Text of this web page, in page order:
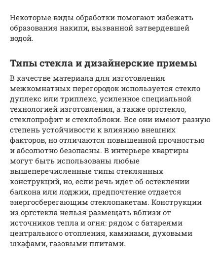
Некоторые виды обработки помогают избежать
образования накипи, вызванной затвердевшей
водой.
Типы стекла и дизайнерские приемы
В качестве материала для изготовления
межкомнатных перегородок используется стекло
дуплекс или триплекс, усиленное специальной
технологией изготовления, а также оргстекло,
стеклопрофит и стеклоблоки. Все они имеют разную
степень устойчивости к влиянию внешних
факторов, но отличаются повышенной прочностью
и абсолютно безопасны. В интерьере квартиры
могут быть использованы любые
вышеперечисленные типы стеклянных
конструкций, но, если речь идет об остеклении
балкона или лоджии, предпочтение отдается
энергосберегающим стеклопакетам. Конструкции
из оргстекла нельзя размещать вблизи от
источников тепла и огня: рядом с батареями
центрального отопления, каминами, духовыми
шкафами, газовыми плитами.